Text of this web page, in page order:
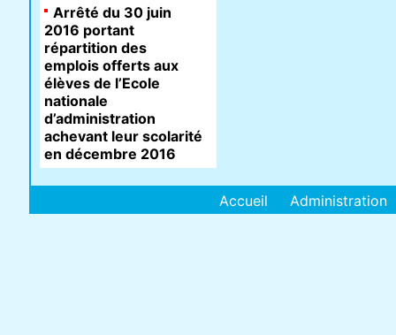
Arrêté du 30 juin
2016 portant
répartition des
emplois offerts aux
élèves de l’Ecole
nationale
d’administration
achevant leur scolarité
en décembre 2016
Accueil Administration